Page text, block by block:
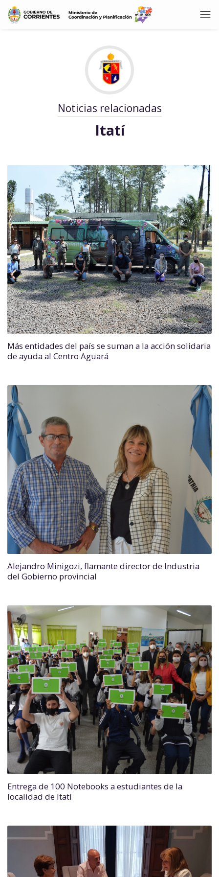
Noticias relacionadas
Itatí
Más entidades del país se suman a la acción solidaria
de ayuda al Centro Aguará
Alejandro Minigozi, flamante director de Industria
del Gobierno provincial
Entrega de 100 Notebooks a estudiantes de la
localidad de Itatí